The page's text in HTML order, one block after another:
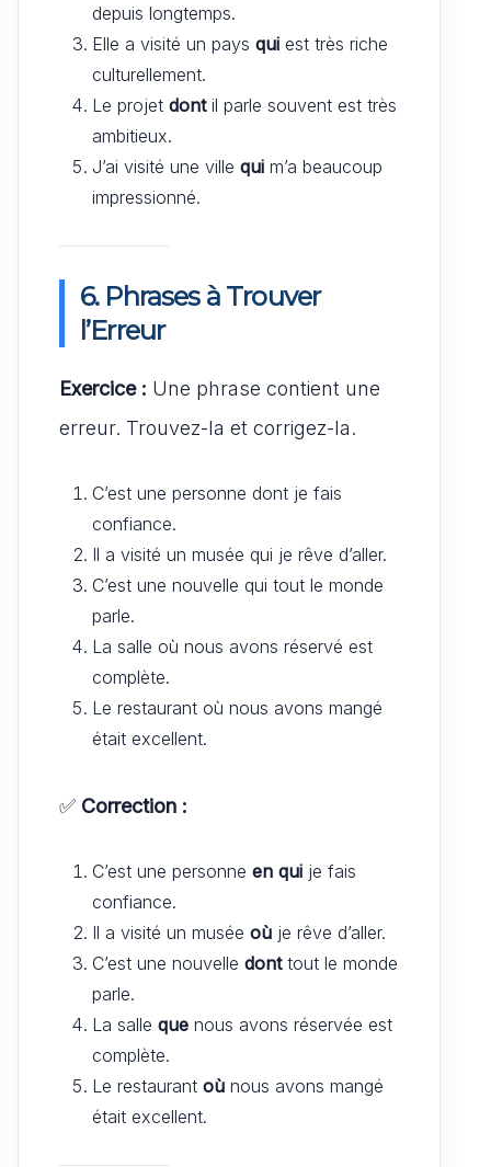
depuis longtemps.
Elle a visité un pays qui est très riche
culturellement.
Le projet dontil parle souvent est très
ambitieux.
J’ai visité une ville qui m’a beaucoup
impressionné.
6. Phrases à Trouver
l’Erreur
Exercice : Une phrase contient une
erreur. Trouvez-la et corrigez-la.
C’est une personne dont je fais
confiance.
Il a visité un musée qui je rêve d’aller.
C’est une nouvelle qui tout le monde
parle.
La salle où nous avons réservé est
complète.
Le restaurant où nous avons mangé
était excellent.
✅ Correction :
C’est une personne en qui je fais
confiance.
Il a visité un musée où je rêve d’aller.
C’est une nouvelle donttout le monde
parle.
La salle que nous avons réservée est
complète.
Le restaurant où nous avons mangé
était excellent.